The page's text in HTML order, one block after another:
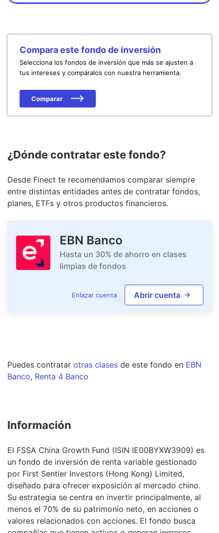
Compara este fondo de inversión
Selecciona los fondos de inversión que más se ajusten a
tus intereses y compáralos con nuestra herramienta.
Comparar
¿Dónde contratar este fondo?
Desde Finect te recomendamos comparar siempre
entre distintas entidades antes de contratar fondos,
planes, ETFs y otros productos financieros.
EBN Banco
Hasta un 30% de ahorro en clases
limpias de fondos
Enlazar cuenta Abrir cuenta
Puedes contratar otras clases de este fondo en EBN
Banco, Renta 4 Banco
Información
El FSSA China Growth Fund (ISIN IE00BYXW3909) es
un fondo de inversión de renta variable gestionado
por First Sentier Investors (Hong Kong) Limited,
diseñado para ofrecer exposición al mercado chino.
Su estrategia se centra en invertir principalmente, al
menos el 70% de su patrimonio neto, en acciones o
valores relacionados con acciones. El fondo busca